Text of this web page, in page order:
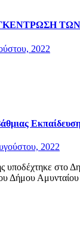
2022
2022
στο
Δήμου